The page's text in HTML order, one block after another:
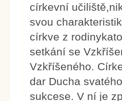
církevní
svou
církve z
setkání se
Vzkříšeného.
dar Ducha
sukcese. V ní je